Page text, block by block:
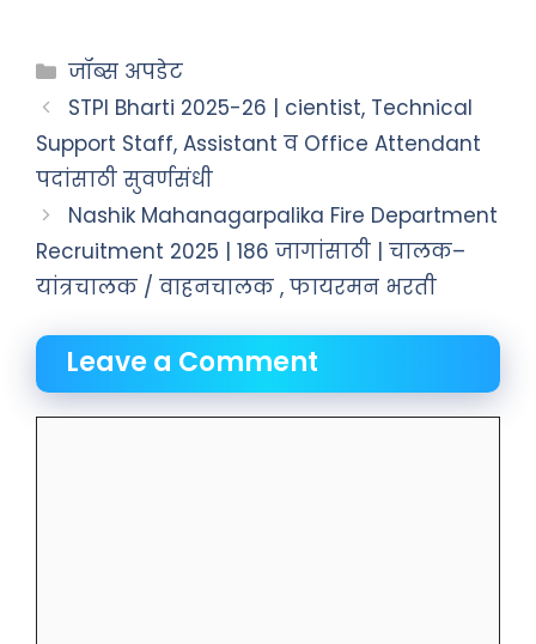
जॉब्स अपडेट
STPI Bharti 2025-26 | cientist, Technical
Support Staff, Assistant व Office Attendant
पदांसाठी सुवर्णसंधी
Nashik Mahanagarpalika Fire Department
Recruitment 2025 | 186 जागांसाठी | चालक–
यांत्रचालक / वाहनचालक , फायरमन भरती
Leave a Comment